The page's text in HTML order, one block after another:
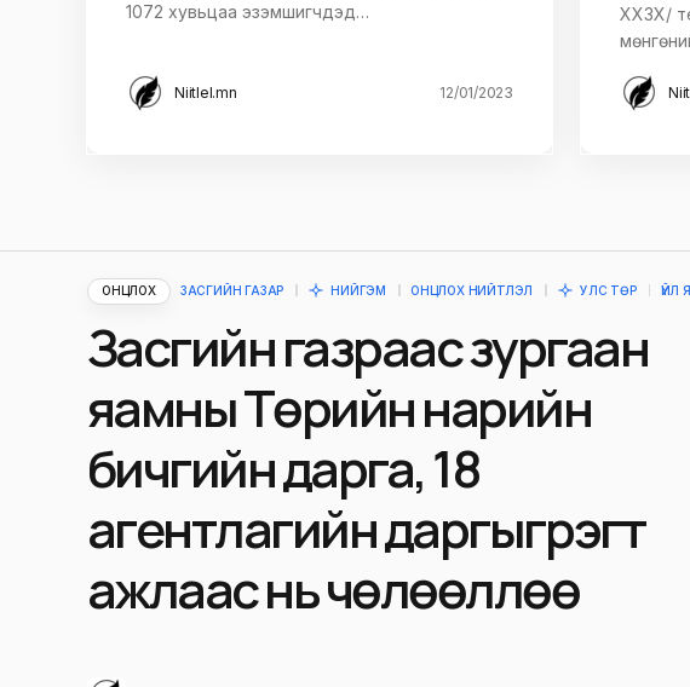
1072 хувьцаа эзэмшигчдэд…
Niitlel.mn 12/01/2023
ХХЗХ/
ОНЦЛОХ ЗАСГИЙН ГАЗАР НИЙГЭМ ОНЦЛОХ НИЙТЛЭЛ УЛС ТӨР ҮЙЛ
Засгийн газраас зургаан
яамны Төрийн нарийн
бичгийн дарга, 18
агентлагийн даргыг үүрэгт
ажлаас нь чөлөөллөө